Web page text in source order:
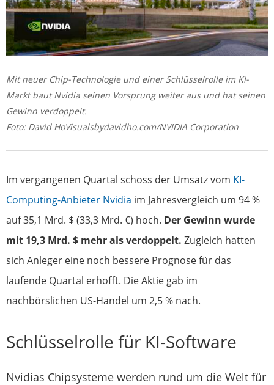
Mit neuer Chip-Technologie und einer Schlüsselrolle im KI-
Markt baut Nvidia seinen Vorsprung weiter aus und hat seinen
Gewinn verdoppelt.
Foto: David HoVisualsbydavidho.com/NVIDIA Corporation
Im vergangenen Quartal schoss der Umsatz vom KI-
Computing-Anbieter Nvidia im Jahresvergleich um 94 %
auf 35,1 Mrd. $ (33,3 Mrd. €) hoch. Der Gewinn wurde
mit 19,3 Mrd. $ mehr als verdoppelt. Zugleich hatten
sich Anleger eine noch bessere Prognose für das
laufende Quartal erhofft. Die Aktie gab im
nachbörslichen US-Handel um 2,5 % nach.
Schlüsselrolle für KI-Software
Nvidias Chipsysteme werden rund um die Welt für